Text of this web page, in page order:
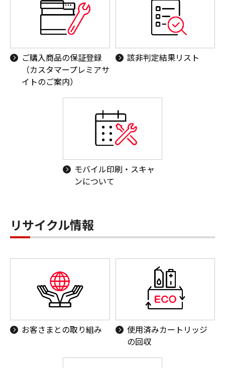
ご購入商品の保証登録
（カスタマープレミアサ
イトのご案内）
該非判定結果リスト
モバイル印刷・スキャ
ンについて
リサイクル情報
お客さまとの取り組み
使用済みカートリッジ
の回収